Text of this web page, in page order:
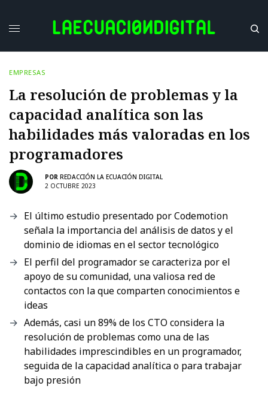
EMPRESAS
La resolución de problemas y la
capacidad analítica son las
habilidades más valoradas en los
programadores
POR REDACCIÓN LA ECUACIÓN DIGITAL
2 OCTUBRE 2023
El último estudio presentado por Codemotion
señala la importancia del análisis de datos y el
dominio de idiomas en el sector tecnológico
El perfil del programador se caracteriza por el
apoyo de su comunidad, una valiosa red de
contactos con la que comparten conocimientos e
ideas
Además, casi un 89% de los CTO considera la
resolución de problemas como una de las
habilidades imprescindibles en un programador,
seguida de la capacidad analítica o para trabajar
bajo presión